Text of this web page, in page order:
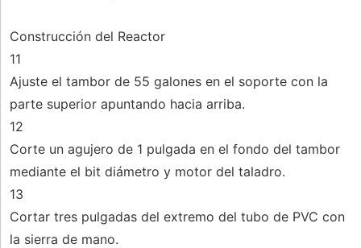
Construcción del Reactor
11
Ajuste el tambor de 55 galones en el soporte con la
parte superior apuntando hacia arriba.
12
Corte un agujero de 1 pulgada en el fondo del tambor
mediante el bit diámetro y motor del taladro.
13
Cortar tres pulgadas del extremo del tubo de PVC con
la sierra de mano.